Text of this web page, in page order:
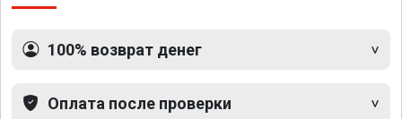
100% возврат денег
Оплата после проверки